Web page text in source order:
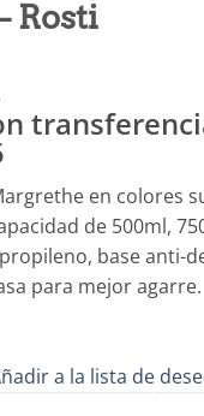
Rosti
en colores
de 500ml,
base anti-
para mejor agarre.
a la lista de